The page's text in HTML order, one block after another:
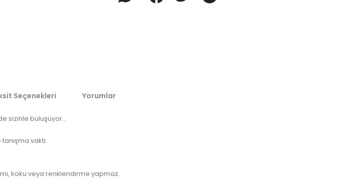
Seçenekleri Yorumlar
sizinle buluşuyor...
vakti.
koku veya renklendirme yapmaz.